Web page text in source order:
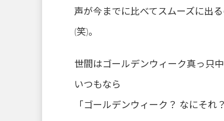
声が今までに比べてスムーズに出
(笑)。
世間はゴールデンウィーク真っ只中
いつもなら
「ゴールデンウィーク？ なにそれ